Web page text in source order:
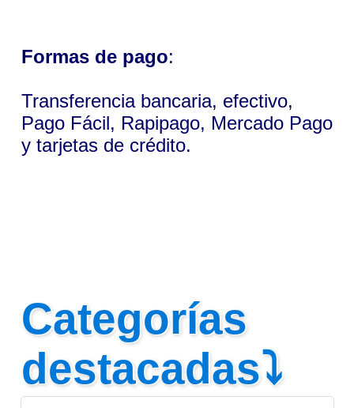
Formas de pago:
Transferencia bancaria, efectivo,
Pago Fácil, Rapipago, Mercado Pago
y tarjetas de crédito.
Categorías
destacadas⤵